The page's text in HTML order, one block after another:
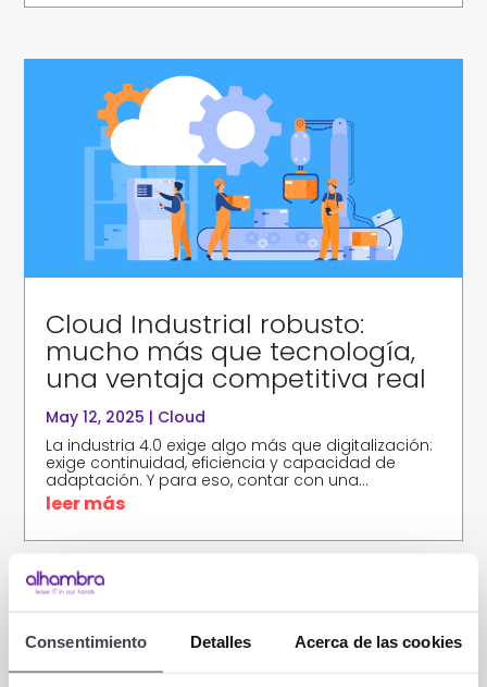
Consentimiento Detalles Acerca de las cookies
Cloud Industrial robusto:
mucho más que tecnología,
una ventaja competitiva real
May 12, 2025 | Cloud
La industria 4.0 exige algo más que digitalización:
exige continuidad, eficiencia y capacidad de
adaptación. Y para eso, contar con una...
leer más